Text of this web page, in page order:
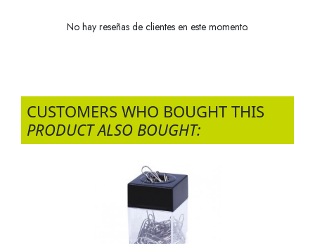
No hay reseñas de clientes en este momento.
CUSTOMERS WHO BOUGHT THIS
PRODUCT ALSO BOUGHT: